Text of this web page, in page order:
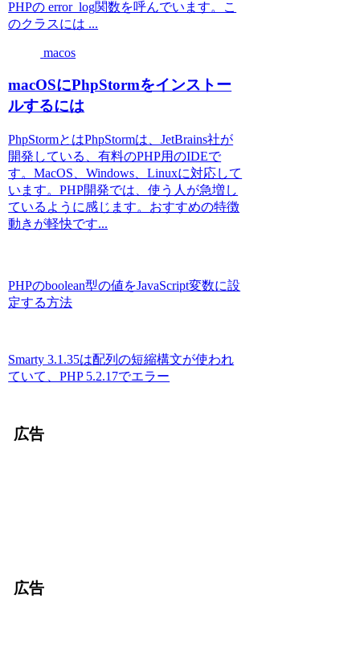
PHPの error_log関数を呼んでいます。こ
のクラスには ...
macos
macOSにPhpStormをインストー
ルするには
PhpStormとはPhpStormは、JetBrains社が
開発している、有料のPHP用のIDEで
す。MacOS、Windows、Linuxに対応して
います。PHP開発では、使う人が急増し
ているように感じます。おすすめの特徴
動きが軽快です...
PHPのboolean型の値をJavaScript変数に設
定する方法
Smarty 3.1.35は配列の短縮構文が使われ
ていて、PHP 5.2.17でエラー
広告
広告